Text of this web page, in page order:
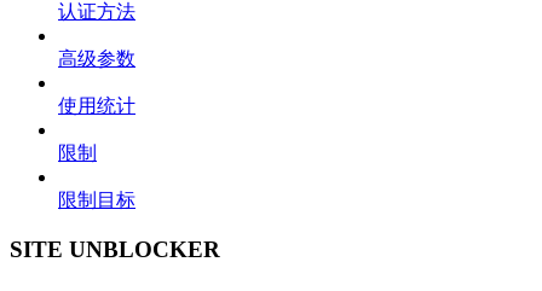
认证方法
高级参数
使用统计
限制
限制目标
SITE UNBLOCKER